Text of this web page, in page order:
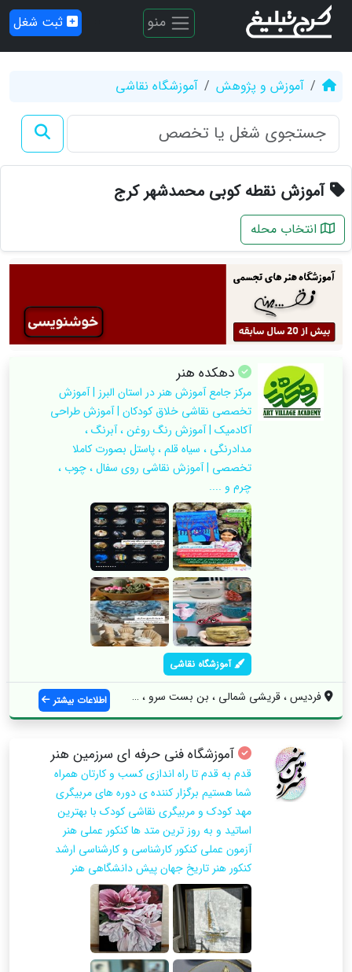
منو ثبت شغل
آموزش و پژوهش آموزشگاه نقاشی
آموزش نقطه کوبی محمدشهر کرج
انتخاب محله
دهکده هنر
مرکز جامع آموزش هنر در استان البرز | آموزش
تخصصی نقاشی خلاق کودکان | آموزش طراحی
آکادمیک | آموزش رنگ روغن ، آبرنگ ،
مدادرنگی ، سیاه قلم ، پاستل بصورت کاملا
تخصصی | آموزش نقاشی روی سفال ، چوب ،
چرم و ....
آموزشگاه نقاشی
فردیس ، قریشی شمالی ، بن بست سرو ، پلاک ... اطلاعات بیشتر
آموزشگاه فنی حرفه ای سرزمین هنر
قدم به قدم تا راه اندازی کسب و کارتان همراه
شما هستیم برگزار کننده ی دوره های مربیگری
مهد کودک و مربیگری نقاشی کودک با بهترین
اساتید و به روز ترین متد ها کنکور عملی هنر
آزمون عملی کنکور کارشناسی و کارشناسی ارشد
کنکور هنر تاریخ جهان پیش دانشگاهی هنر